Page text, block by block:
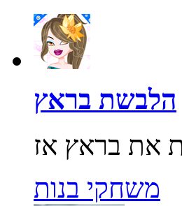
הלבשת בראץ
משחקי בנות